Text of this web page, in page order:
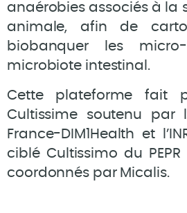
anaérobies associés à la
animale, afin de
biobanquer les
microbiote intestinal.
Cette plateforme fait
Cultissime soutenu par
France-DIM1Health et
ciblé Cultissimo du PEPR
coordonnés par Micalis.